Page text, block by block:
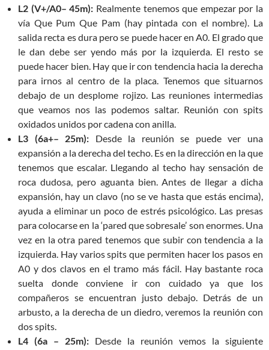
L2 (V+/A0– 45m): Realmente tenemos que empezar por la
vía Que Pum Que Pam (hay pintada con el nombre). La
salida recta es dura pero se puede hacer en A0. El grado que
le dan debe ser yendo más por la izquierda. El resto se
puede hacer bien. Hay que ir con tendencia hacia la derecha
para irnos al centro de la placa. Tenemos que situarnos
debajo de un desplome rojizo. Las reuniones intermedias
que veamos nos las podemos saltar. Reunión con spits
oxidados unidos por cadena con anilla.
L3 (6a+– 25m): Desde la reunión se puede ver una
expansión a la derecha del techo. Es en la dirección en la que
tenemos que escalar. Llegando al techo hay sensación de
roca dudosa, pero aguanta bien. Antes de llegar a dicha
expansión, hay un clavo (no se ve hasta que estás encima),
ayuda a eliminar un poco de estrés psicológico. Las presas
para colocarse en la ‘pared que sobresale’ son enormes. Una
vez en la otra pared tenemos que subir con tendencia a la
izquierda. Hay varios spits que permiten hacer los pasos en
A0 y dos clavos en el tramo más fácil. Hay bastante roca
suelta donde conviene ir con cuidado ya que los
compañeros se encuentran justo debajo. Detrás de un
arbusto, a la derecha de un diedro, veremos la reunión con
dos spits.
L4 (6a – 25m): Desde la reunión vemos la siguiente